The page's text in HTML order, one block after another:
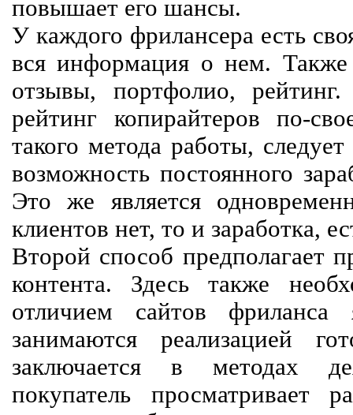
повышает его шансы.
У каждого фрилансера есть
вся информация о нем. Также
отзывы, портфолио,
рейтинг копирайтеров по-
такого метода работы,
возможность постоянного
Это же является
клиентов нет, то и заработка,
Второй способ предполагает
контента. Здесь также
отличием сайтов
занимаются реализацией
заключается в методах
покупатель просматривает